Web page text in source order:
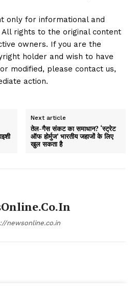
only for informational and
All rights to the original content
owners. If you are the
holder and wish to have
modified, please contact us,
action.
Next article
तेल-गैस संकट का समाधान? ‘स्ट्रेट
ऑफ होर्मुज’ भारतीय जहाजों के लिए
खुल सकता है
newsonline.co.in